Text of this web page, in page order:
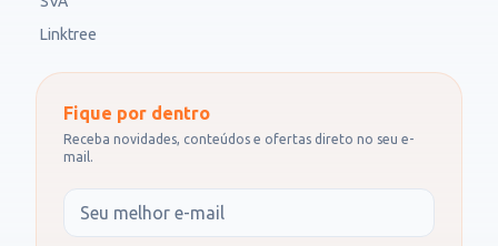
Linktree
Fique por dentro
Receba novidades, conteúdos e ofertas direto no seu e-
mail.
Seu e-mail